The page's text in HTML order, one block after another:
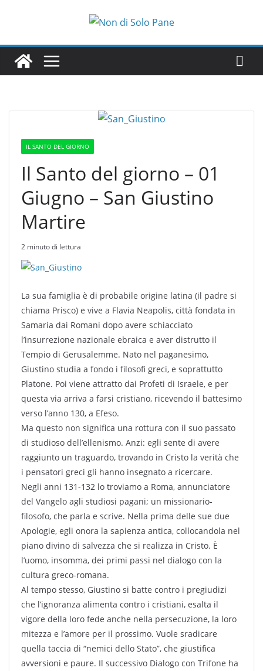
IL SANTO DEL GIORNO
Il Santo del giorno – 01
Giugno – San Giustino
Martire
2 minuto di lettura
La sua famiglia è di probabile origine latina (il padre si
chiama Prisco) e vive a Flavia Neapolis, città fondata in
Samaria dai Romani dopo avere schiacciato
l’insurrezione nazionale ebraica e aver distrutto il
Tempio di Gerusalemme. Nato nel paganesimo,
Giustino studia a fondo i filosofi greci, e soprattutto
Platone. Poi viene attratto dai Profeti di Israele, e per
questa via arriva a farsi cristiano, ricevendo il battesimo
verso l’anno 130, a Efeso.
Ma questo non significa una rottura con il suo passato
di studioso dell’ellenismo. Anzi: egli sente di avere
raggiunto un traguardo, trovando in Cristo la verità che
i pensatori greci gli hanno insegnato a ricercare.
Negli anni 131-132 lo troviamo a Roma, annunciatore
del Vangelo agli studiosi pagani; un missionario-
filosofo, che parla e scrive. Nella prima delle sue due
Apologie, egli onora la sapienza antica, collocandola nel
piano divino di salvezza che si realizza in Cristo. È
l’uomo, insomma, dei primi passi nel dialogo con la
cultura greco-romana.
Al tempo stesso, Giustino si batte contro i pregiudizi
che l’ignoranza alimenta contro i cristiani, esalta il
vigore della loro fede anche nella persecuzione, la loro
mitezza e l’amore per il prossimo. Vuole sradicare
quella taccia di “nemici dello Stato”, che giustifica
avversioni e paure. Il successivo Dialogo con Trifone ha